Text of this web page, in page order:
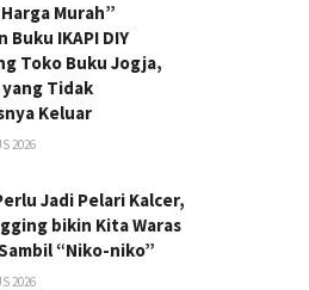
Murah”
Buku IKAPI DIY
Toko Buku Jogja,
Tidak
Keluar
2026
Jadi Pelari Kalcer,
bikin Kita Waras
“Niko-niko”
2026